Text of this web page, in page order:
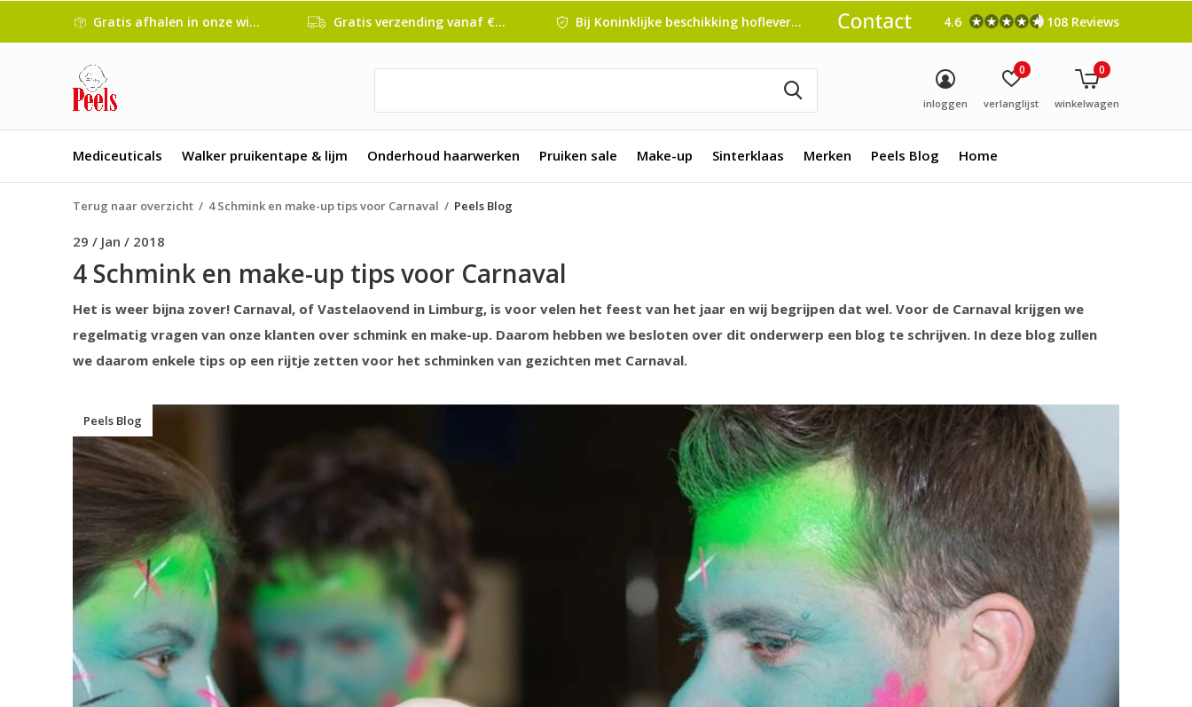
Mediceuticals Walker pruikentape & lijm Onderhoud haarwerken Pruiken sale Make-up Sinterklaas Merken Peels Blog Home
inloggen verlanglijst
0
winkelwagen
0
Gratis afhalen in onze winkel Gratis verzending vanaf € 45 ,- Bij Koninklijke beschikking hofleverancier 4.6 108 Reviews
Terug naar overzicht 4 Schmink en make-up tips voor Carnaval Peels Blog
29 / Jan / 2018
4 Schmink en make-up tips voor Carnaval
Het is weer bijna zover! Carnaval, of Vastelaovend in Limburg, is voor velen het feest van het jaar en wij begrijpen dat wel. Voor de Carnaval krijgen we
regelmatig vragen van onze klanten over schmink en make-up. Daarom hebben we besloten over dit onderwerp een blog te schrijven. In deze blog zullen
we daarom enkele tips op een rijtje zetten voor het schminken van gezichten met Carnaval.
Peels Blog